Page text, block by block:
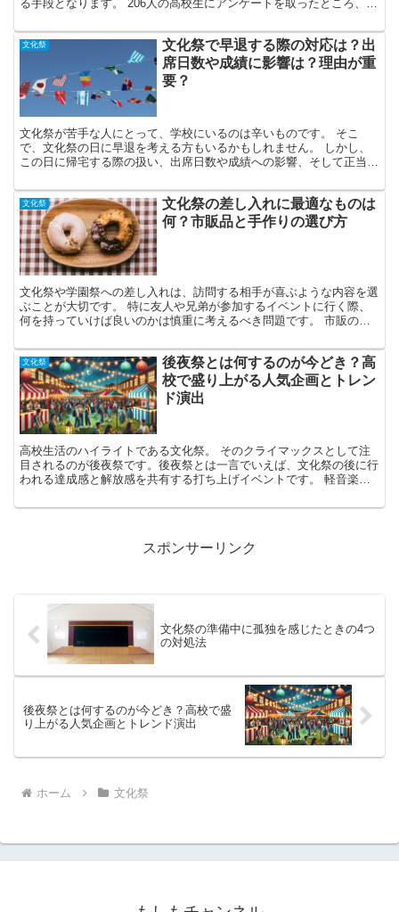
る手段となります。 206人の高校生にアンケートを取ったところ、文
文化祭
文化祭で早退する際の対応は？出
席日数や成績に影響は？理由が重
要？
文化祭が苦手な人にとって、学校にいるのは辛いものです。 そこ
で、文化祭の日に早退を考える方もいるかもしれません。 しかし、
この日に帰宅する際の扱い、出席日数や成績への影響、そして正当な
文化祭
文化祭の差し入れに最適なものは
何？市販品と手作りの選び方
文化祭や学園祭への差し入れは、訪問する相手が喜ぶような内容を選
ぶことが大切です。 特に友人や兄弟が参加するイベントに行く際、
何を持っていけば良いのかは慎重に考えるべき問題です。 市販の商
文化祭
後夜祭とは何するのが今どき？高
校で盛り上がる人気企画とトレン
ド演出
高校生活のハイライトである文化祭。 そのクライマックスとして注
目されるのが後夜祭です。後夜祭とは一言でいえば、文化祭の後に行
われる達成感と解放感を共有する打ち上げイベントです。 軽音楽部
スポンサーリンク
文化祭の準備中に孤独を感じたときの4つ
の対処法
後夜祭とは何するのが今どき？高校で盛
り上がる人気企画とトレンド演出
ホーム 文化祭